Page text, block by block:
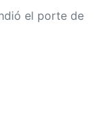
el porte de